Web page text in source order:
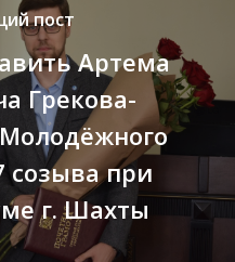
пост
Артема
Грекова-
созыва при
г. Шахты